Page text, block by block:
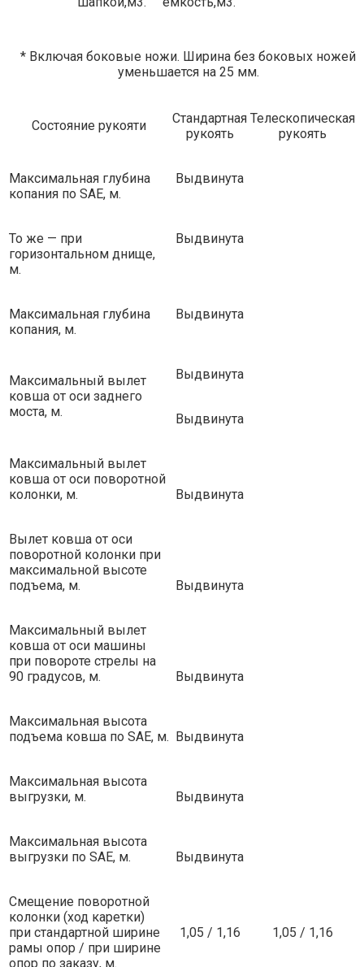
* Включая боковые ножи. Ширина без боковых ножей
уменьшается на 25 мм.
Состояние рукояти
Стандартная
рукоять
Телескопическая
рукоять
Максимальная глубина
копания по SAE, м.
Выдвинута
То же — при
горизонтальном днище,
м.
Выдвинута
Максимальная глубина
копания, м.
Выдвинута
Максимальный вылет
ковша от оси заднего
моста, м.
Выдвинута
Выдвинута
Максимальный вылет
ковша от оси поворотной
колонки, м.
Выдвинута
Вылет ковша от оси
поворотной колонки при
максимальной высоте
подъема, м.
Выдвинута
Максимальный вылет
ковша от оси машины
при повороте стрелы на
90 градусов, м.
Выдвинута
Максимальная высота
подъема ковша по SAE, м.
Выдвинута
Максимальная высота
выгрузки, м.
Выдвинута
Максимальная высота
выгрузки по SAE, м.
Выдвинута
Смещение поворотной
колонки (ход каретки)
при стандартной ширине
рамы опор / при ширине
опор по заказу, м.
1,05 / 1,16 1,05 / 1,16